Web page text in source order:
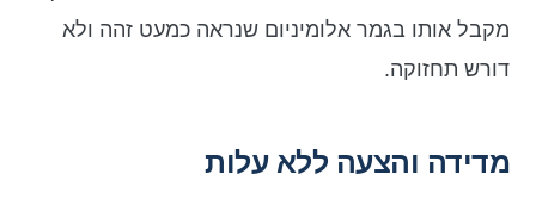
מקבל אותו בגמר אלומיניום שנראה כמעט זהה ולא
דורש תחזוקה.
מדידה והצעה ללא עלות